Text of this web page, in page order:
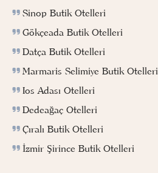
Sinop Butik Otelleri
Gökçeada Butik Otelleri
Datça Butik Otelleri
Marmaris Selimiye Butik Otelleri
Ios Adası Otelleri
Dedeağaç Otelleri
Çıralı Butik Otelleri
İzmir Şirince Butik Otelleri